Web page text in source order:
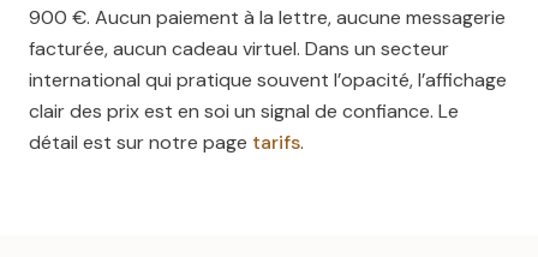
900 €. Aucun paiement à la lettre, aucune messagerie
facturée, aucun cadeau virtuel. Dans un secteur
international qui pratique souvent l’opacité, l’affichage
clair des prix est en soi un signal de confiance. Le
détail est sur notre page tarifs.